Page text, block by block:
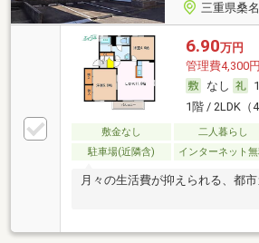
三重県桑
6.90万円
管理費4,300円
なし
1階 / 2LDK（
敷金なし 二人暮らし
駐車場(近隣含)
インターネット
月々の生活費が抑えられる、都